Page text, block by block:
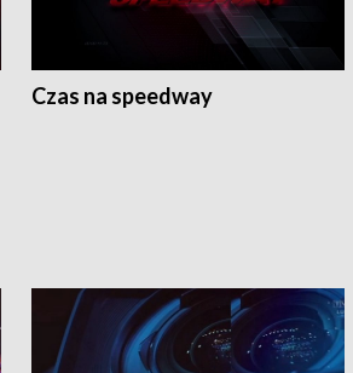
Czas na speedway